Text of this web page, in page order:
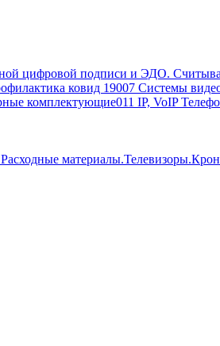
цифровой подписи и ЭДО.
ковид 19007 Системы
комплектующие011 IP, VoIP
материалы.